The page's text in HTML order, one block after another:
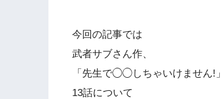
今回の記事では
武者サブさん作、
「先生で◯◯しちゃいけません!」
13話について